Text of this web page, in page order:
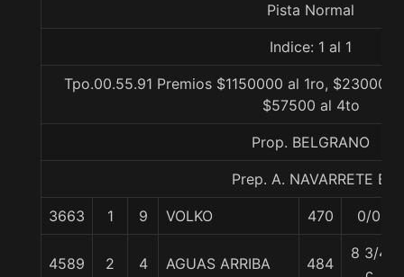
Pista Normal
Indice: 1 al 1
Tpo.00.55.91 Premios $1150000 al 1ro, $230000
$57500 al 4to
Prop. BELGRANO
Prep. A. NAVARRETE B.
3663 1 9 VOLKO 470 0/0
4589 2 4 AGUAS ARRIBA 484
8 3/4